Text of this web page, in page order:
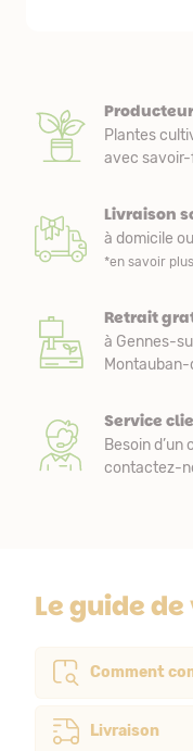
Plantes
avec
Livraison
à domicile
*en savoir plus
Retrait
à Gennes-
Service
Besoin d’un
contactez-
Le guide
Comment
Livraison